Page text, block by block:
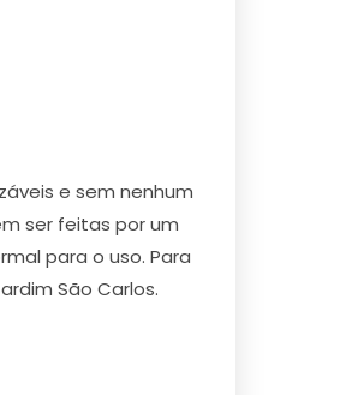
e sem nenhum
ser feitas por um
para o uso. Para
São Carlos.